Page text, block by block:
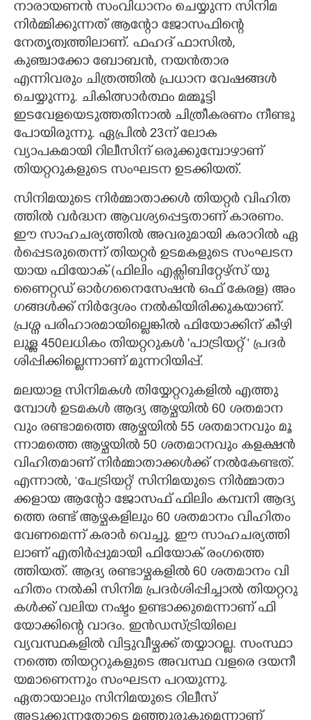
നാരായണൻ സംവിധാനം ചെയ്യുന്ന സിനിമ
നിർമ്മിക്കുന്നത് ആന്റോ ജോസഫിന്റെ
നേതൃത്വത്തിലാണ്. ഫഹദ് ഫാസിൽ,
കുഞ്ചാക്കോ ബോബൻ, നയൻ‌താര
എന്നിവരും ചിത്രത്തിൽ പ്രധാന വേഷങ്ങൾ
ചെയ്യുന്നു. ചികിത്സാർത്ഥം മമ്മൂട്ടി
ഇടവേളയെടുത്തതിനാൽ ചിത്രീകരണം നീണ്ടു
പോയിരുന്നു. ഏപ്രിൽ 23ന് ലോക
വ്യാപകമായി റിലീസിന് ഒരുക്കുമ്പോഴാണ്
തിയറ്ററുകളുടെ സംഘടന ഉടക്കിയത്.
സിനിമയുടെ നിർമ്മാതാക്കൾ തി​യ​റ്റ​ർ വി​ഹി​ത​
ത്തി​ൽ വ​ർ​ദ്ധ​ന ആ​വ​ശ്യ​പ്പെ​ട്ടതാണ് കാരണം.
ഈ സാ​ഹ​ച​ര്യ​ത്തി​ൽ അവരുമായി ക​രാ​റി​ൽ ഏ​
ർ​പ്പെ​ട​രു​തെ​ന്ന് തി​യ​റ്റ​ർ ഉ​ട​മ​ക​ളു​ടെ സം​ഘ​ട​ന​
യാ​യ ഫി​യോ​ക് (ഫി​ലിം എ​ക്സി​ബി​റ്റേ​ഴ്സ് യു​
ണൈ​റ്റ​ഡ് ഓ​ർ​ഗ​നൈ​സേ​ഷ​ൻ ഒ​ഫ് കേ​ര​ള) അം​
ഗ​ങ്ങ​ൾ​ക്ക് നി​ർ​ദ്ദേശം ന​ൽ​കിയിരിക്കുകയാണ്.
പ്ര​ശ്ന പ​രി​ഹാ​ര​മാ​യി​ല്ലെ​ങ്കി​ൽ ഫി​യോ​ക്കി​ന് കീ​ഴി​
ലു​ള്ള 450ല​ധി​കം തി​യ​റ്റ​റു​ക​ൾ 'പാട്രിയറ്റ് " പ്ര​ദ​ർ​
ശി​പ്പി​ക്കി​ല്ലെന്നാണ് മുന്നറിയിപ്പ്.
മ​ല​യാ​ള സി​നി​മ​ക​ൾ തി​യ്യേ​റ്റ​റു​ക​ളി​ൽ എ​ത്തു​
മ്പോ​ൾ ഉ​ട​മ​ക​ൾ ആ​ദ്യ ആ​ഴ്ച​യി​ൽ 60 ശ​ത​മാ​ന​
വും ര​ണ്ടാ​മ​ത്തെ ആ​ഴ്ച​യി​ൽ 55 ശ​ത​മാ​ന​വും മൂ​
ന്നാ​മ​ത്തെ ആ​ഴ്ച​യി​ൽ 50 ശ​ത​മാ​ന​വും ക​ള​ക്ഷ​ൻ
വി​ഹി​ത​മാ​ണ് നി​ർ​മ്മാ​താ​ക്ക​ൾ​ക്ക് ന​ൽ​കേ​ണ്ട​ത്.
എ​ന്നാ​ൽ, ‘പേ​ട്രി​യ​റ്റ്’ സി​നി​മ​യു​ടെ നി​ർ​മ്മാ​താ​
ക്ക​ളാ​യ ആ​ന്റോ ജോ​സ​ഫ് ഫി​ലിം ക​മ്പ​നി ആ​ദ്യ​
ത്തെ ര​ണ്ട് ആ​ഴ്ച​ക​ളി​ലും 60 ശ​ത​മാ​നം വി​ഹി​തം
വേ​ണ​മെ​ന്ന് ക​രാ​ർ വെ​ച്ചു. ഈ ​സാ​ഹ​ച​ര്യ​ത്തി​
ലാണ് എ​തി​ർ​പ്പു​മാ​യി ഫി​യോ​ക് രം​ഗ​ത്തെ​
ത്തിയത്. ആ​ദ്യ ര​ണ്ടാ​ഴ്ച​ക​ളി​ൽ 60 ശ​ത​മാ​നം വി​
ഹി​തം ന​ൽ​കി സി​നി​മ പ്ര​ദ​ർ​ശി​പ്പി​ച്ചാ​ൽ തി​യ​റ്റ​റു​
ക​ൾ​ക്ക് വ​ലി​യ ന​ഷ്ടം ഉ​ണ്ടാ​ക്കു​മെ​ന്നാണ് ഫി​
യോ​ക്കിന്റെ വാദം. ഇ​ൻ​ഡ​സ്ട്രി​യിലെ
വ്യവസ്ഥകളിൽ വി​ട്ടു​വീ​ഴ്ച​ക്ക് ത​യ്യാ​റ​ല്ല. സം​സ്ഥാ​
ന​ത്തെ തി​യ​റ്റ​റു​ക​ളു​ടെ അ​വ​സ്ഥ വ​ള​രെ ദ​യ​നീ​
യ​മാ​ണെന്നും സംഘടന പറയുന്നു.
ഏതായാലും സിനിമയുടെ റിലീസ്